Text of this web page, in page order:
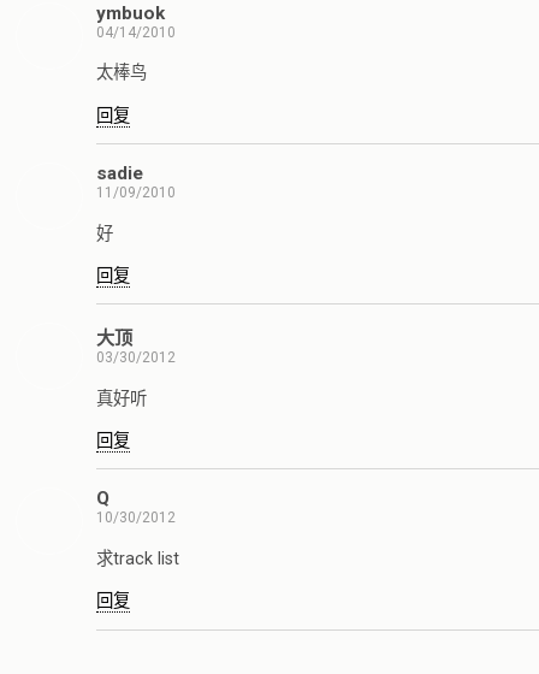
ymbuok
04/14/2010
太棒鸟
回复
sadie
11/09/2010
好
回复
大顶
03/30/2012
真好听
回复
Q
10/30/2012
求track list
回复